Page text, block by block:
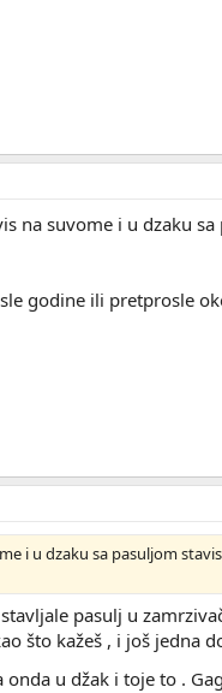
na suvome i u dzaku
godine ili pretprosle
i u dzaku sa pasuljom
pasulj u
što kažeš , i još jedna
onda u džak i toje to .